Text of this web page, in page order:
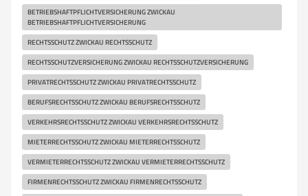
BETRIEBSHAFTPFLICHTVERSICHERUNG ZWICKAU
BETRIEBSHAFTPFLICHTVERSICHERUNG
RECHTSSCHUTZ ZWICKAU RECHTSSCHUTZ
RECHTSSCHUTZVERSICHERUNG ZWICKAU RECHTSSCHUTZVERSICHERUNG
PRIVATRECHTSSCHUTZ ZWICKAU PRIVATRECHTSSCHUTZ
BERUFSRECHTSSCHUTZ ZWICKAU BERUFSRECHTSSCHUTZ
VERKEHRSRECHTSSCHUTZ ZWICKAU VERKEHRSRECHTSSCHUTZ
MIETERRECHTSSCHUTZ ZWICKAU MIETERRECHTSSCHUTZ
VERMIETERRECHTSSCHUTZ ZWICKAU VERMIETERRECHTSSCHUTZ
FIRMENRECHTSSCHUTZ ZWICKAU FIRMENRECHTSSCHUTZ